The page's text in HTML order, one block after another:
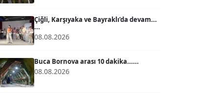
B BÜLENT SAĞLAM
Çiğli, Karşıyaka ve Bayraklı’da devam...
...
08.08.2026
Buca Bornova arası 10 dakika......
08.08.2026